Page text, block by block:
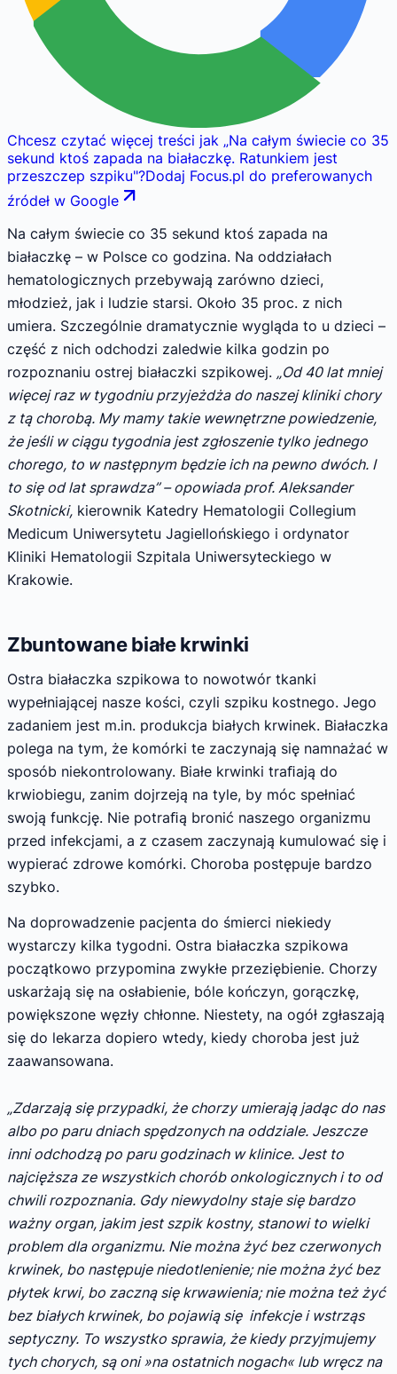
Chcesz czytać więcej treści jak „Na całym świecie co 35
sekund ktoś zapada na białaczkę. Ratunkiem jest
przeszczep szpiku"?Dodaj Focus.pl do preferowanych
źródeł w Google
Na całym świecie co 35 sekund ktoś zapada na
białaczkę – w Polsce co godzina. Na oddziałach
hematologicznych przebywają zarówno dzieci,
młodzież, jak i ludzie starsi. Około 35 proc. z nich
umiera. Szczególnie dramatycznie wygląda to u dzieci –
część z nich odchodzi zaledwie kilka godzin po
rozpoznaniu ostrej białaczki szpikowej. „Od 40 lat mniej
więcej raz w tygodniu przyjeżdża do naszej kliniki chory
z tą chorobą. My mamy takie wewnętrzne powiedzenie,
że jeśli w ciągu tygodnia jest zgłoszenie tylko jednego
chorego, to w następnym będzie ich na pewno dwóch. I
to się od lat sprawdza” – opowiada prof. Aleksander
Skotnicki, kierownik Katedry Hematologii Collegium
Medicum Uniwersytetu Jagiellońskiego i ordynator
Kliniki Hematologii Szpitala Uniwersyteckiego w
Krakowie.
Zbuntowane białe krwinki
Ostra białaczka szpikowa to nowotwór tkanki
wypełniającej nasze kości, czyli szpiku kostnego. Jego
zadaniem jest m.in. produkcja białych krwinek. Białaczka
polega na tym, że komórki te zaczynają się namnażać w
sposób niekontrolowany. Białe krwinki traﬁają do
krwiobiegu, zanim dojrzeją na tyle, by móc spełniać
swoją funkcję. Nie potraﬁą bronić naszego organizmu
przed infekcjami, a z czasem zaczynają kumulować się i
wypierać zdrowe komórki. Choroba postępuje bardzo
szybko.
Na doprowadzenie pacjenta do śmierci niekiedy
wystarczy kilka tygodni. Ostra białaczka szpikowa
początkowo przypomina zwykłe przeziębienie. Chorzy
uskarżają się na osłabienie, bóle kończyn, gorączkę,
powiększone węzły chłonne. Niestety, na ogół zgłaszają
się do lekarza dopiero wtedy, kiedy choroba jest już
zaawansowana.
„Zdarzają się przypadki, że chorzy umierają jadąc do nas
albo po paru dniach spędzonych na oddziale. Jeszcze
inni odchodzą po paru godzinach w klinice. Jest to
najcięższa ze wszystkich chorób onkologicznych i to od
chwili rozpoznania. Gdy niewydolny staje się bardzo
ważny organ, jakim jest szpik kostny, stanowi to wielki
problem dla organizmu. Nie można żyć bez czerwonych
krwinek, bo następuje niedotlenienie; nie można żyć bez
płytek krwi, bo zaczną się krwawienia; nie można też żyć
bez białych krwinek, bo pojawią się infekcje i wstrząs
septyczny. To wszystko sprawia, że kiedy przyjmujemy
tych chorych, są oni »na ostatnich nogach« lub wręcz na